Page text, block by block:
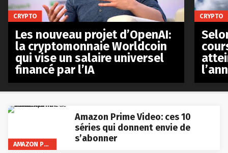
AMAZON PRIME VIDEO
Amazon Prime Video: ces 10
séries qui donnent envie de
s’abonner
CRYPTO
Les nouveau projet d’OpenAI:
la cryptomonnaie Worldcoin
qui vise un salaire universel
financé par l’IA
CRYPTO